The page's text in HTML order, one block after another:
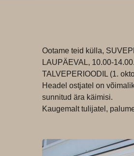
Ootame teid külla,
LAUPÄEVAL, 10.00-14.00.
TALVEPERIOODIL (1.
Headel ostjatel on
sunnitud ära käimisi.
Kaugemalt tulijatel,